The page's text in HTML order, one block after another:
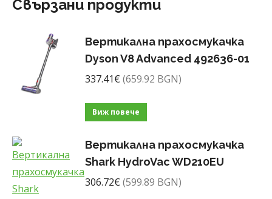
Свързани продукти
Вертикална прахосмукачка
Dyson V8 Advanced 492636-01
337.41€ (659.92 BGN)
Виж повече
Вертикална прахосмукачка
Shark HydroVac WD210EU
306.72€ (599.89 BGN)